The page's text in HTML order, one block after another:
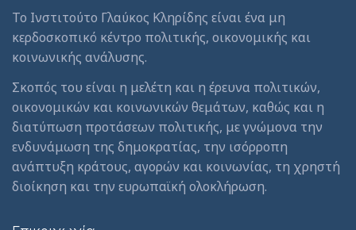
Το Ινστιτούτο Γλαύκος Κληρίδης είναι ένα μη
κερδοσκοπικό κέντρο πολιτικής, οικονομικής και
κοινωνικής ανάλυσης.
Σκοπός του είναι η μελέτη και η έρευνα πολιτικών,
οικονομικών και κοινωνικών θεμάτων, καθώς και η
διατύπωση προτάσεων πολιτικής, με γνώμονα την
ενδυνάμωση της δημοκρατίας, την ισόρροπη
ανάπτυξη κράτους, αγορών και κοινωνίας, τη χρηστή
διοίκηση και την ευρωπαϊκή ολοκλήρωση.